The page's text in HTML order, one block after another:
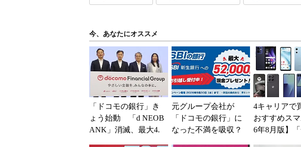
今、あなたにオススメ
「ドコモの銀行」き
ょう始動 「d NEOB
ANK」消滅、最大4.
元グループ会社が
「ドコモの銀行」に
なった不満を吸収？
4キャリアで
おすすめス
6年8月版】